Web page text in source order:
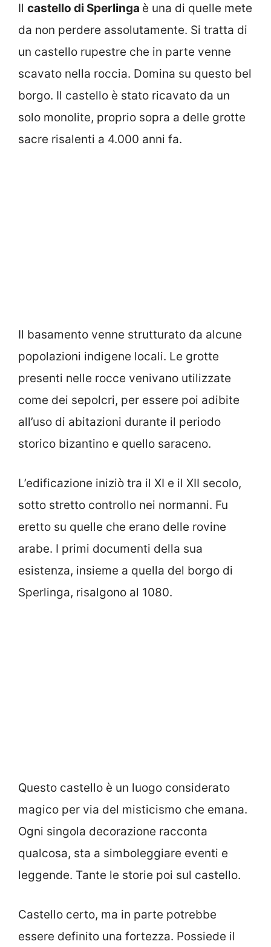
Il castello di Sperlinga è una di quelle mete
da non perdere assolutamente. Si tratta di
un castello rupestre che in parte venne
scavato nella roccia. Domina su questo bel
borgo. Il castello è stato ricavato da un
solo monolite, proprio sopra a delle grotte
sacre risalenti a 4.000 anni fa.
Il basamento venne strutturato da alcune
popolazioni indigene locali. Le grotte
presenti nelle rocce venivano utilizzate
come dei sepolcri, per essere poi adibite
all’uso di abitazioni durante il periodo
storico bizantino e quello saraceno.
L’edificazione iniziò tra il XI e il XII secolo,
sotto stretto controllo nei normanni. Fu
eretto su quelle che erano delle rovine
arabe. I primi documenti della sua
esistenza, insieme a quella del borgo di
Sperlinga, risalgono al 1080.
Questo castello è un luogo considerato
magico per via del misticismo che emana.
Ogni singola decorazione racconta
qualcosa, sta a simboleggiare eventi e
leggende. Tante le storie poi sul castello.
Castello certo, ma in parte potrebbe
essere definito una fortezza. Possiede il